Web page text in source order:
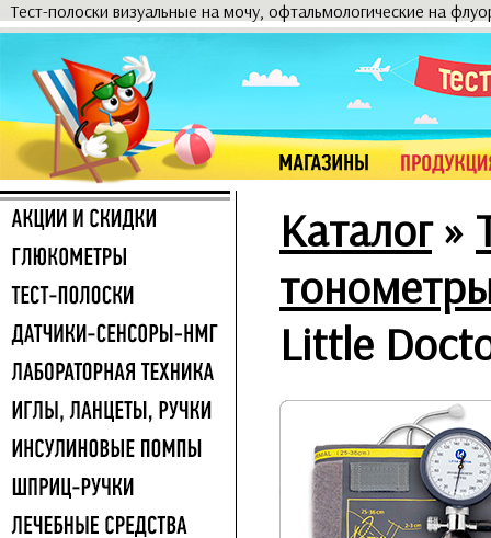
Тест-полоски визуальные на мочу, офтальмологические на
Каталог»
Little